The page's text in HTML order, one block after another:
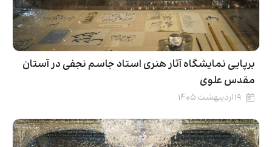
برپایی نمایشگاه آثار هنری استاد جاسم نجفی در آستان
مقدس علوی
۱۹ اردیبهشت ۱۴۰۵